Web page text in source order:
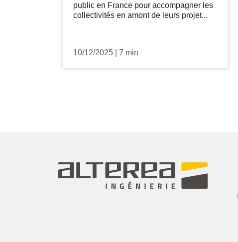
public en France pour accompagner les
collectivités en amont de leurs projet...
10/12/2025 7 min